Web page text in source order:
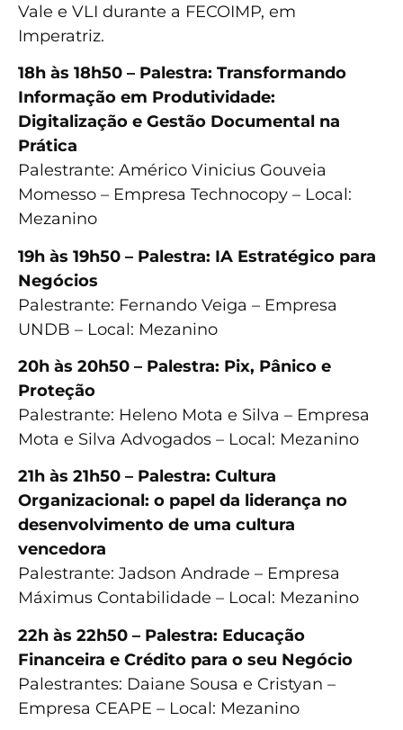
Vale e VLI durante a FECOIMP, em
Imperatriz.
18h às 18h50 – Palestra: Transformando
Informação em Produtividade:
Digitalização e Gestão Documental na
Prática
Palestrante: Américo Vinicius Gouveia
Momesso – Empresa Technocopy – Local:
Mezanino
19h às 19h50 – Palestra: IA Estratégico para
Negócios
Palestrante: Fernando Veiga – Empresa
UNDB – Local: Mezanino
20h às 20h50 – Palestra: Pix, Pânico e
Proteção
Palestrante: Heleno Mota e Silva – Empresa
Mota e Silva Advogados – Local: Mezanino
21h às 21h50 – Palestra: Cultura
Organizacional: o papel da liderança no
desenvolvimento de uma cultura
vencedora
Palestrante: Jadson Andrade – Empresa
Máximus Contabilidade – Local: Mezanino
22h às 22h50 – Palestra: Educação
Financeira e Crédito para o seu Negócio
Palestrantes: Daiane Sousa e Cristyan –
Empresa CEAPE – Local: Mezanino